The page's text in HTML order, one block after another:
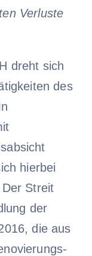
Verluste
dreht sich
des
hierbei
Streit
der
die aus